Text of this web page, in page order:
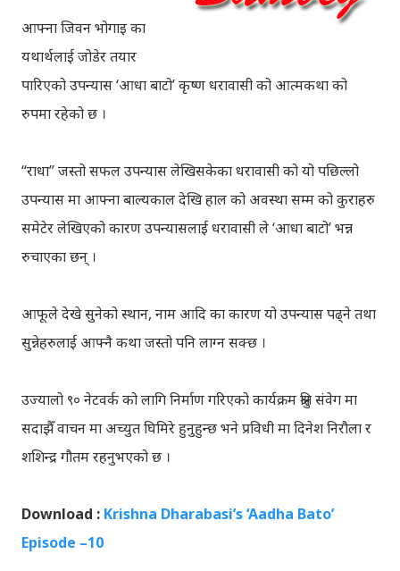
आफ्ना जिवन भोगाइ का
यथार्थलाई जोडेर तयार
पारिएको उपन्यास ‘आधा बाटो’ कृष्ण धरावासी को आत्मकथा को
रुपमा रहेको छ ।
“राधा” जस्तो सफल उपन्यास लेखिसकेका धरावासी को यो पछिल्लो
उपन्यास मा आफ्ना बाल्यकाल देखि हाल को अवस्था सम्म को कुराहरु
समेटेर लेखिएको कारण उपन्यासलाई धरावासी ले ‘आधा बाटो’ भन्न
रुचाएका छन् ।
आफूले देखे सुनेको स्थान, नाम आदि का कारण यो उपन्यास पढ्ने तथा
सुन्नेहरुलाई आफ्नै कथा जस्तो पनि लाग्न सक्छ ।
उज्यालो ९० नेटवर्क को लागि निर्माण गरिएको कार्यक्रम श्रुति संवेग मा
सदाझैँ वाचन मा अच्युत घिमिरे हुनुहुन्छ भने प्रविधी मा दिनेश निरौला र
शशिन्द्र गौतम रहनुभएको छ ।
Download : Krishna Dharabasi’s ‘Aadha Bato’
Episode –10